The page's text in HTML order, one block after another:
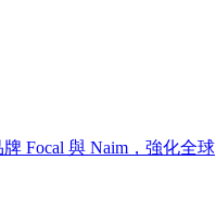
Focal 與 Naim，強化全球